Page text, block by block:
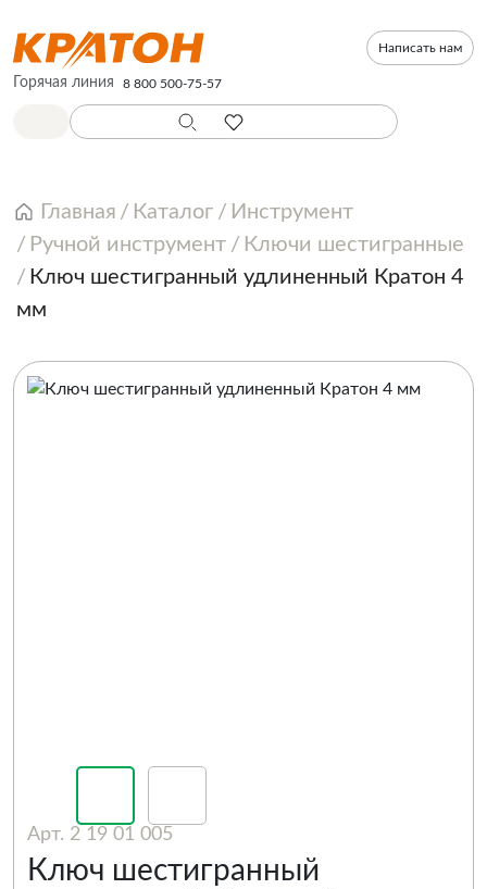
Написать нам
Горячая линия 8 800 500-75-57
Главная Каталог
Инструмент
Ручной инструмент
Ключи шестигранные
Ключ шестигранный удлиненный Кратон 4
мм
Арт. 2 19 01 005
Ключ шестигранный